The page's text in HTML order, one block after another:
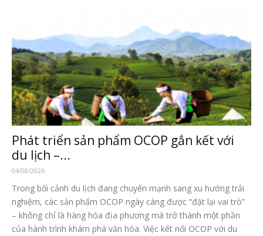
Phát triển sản phẩm OCOP gắn kết với
du lịch –...
04/08/2026
Trong bối cảnh du lịch đang chuyển mạnh sang xu hướng trải
nghiệm, các sản phẩm OCOP ngày càng được “đặt lại vai trò”
– không chỉ là hàng hóa địa phương mà trở thành một phần
của hành trình khám phá văn hóa. Việc kết nối OCOP với du